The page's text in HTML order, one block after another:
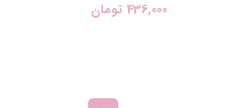
436,000 تومان